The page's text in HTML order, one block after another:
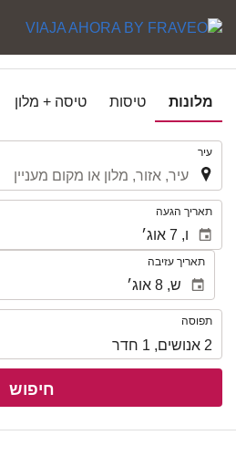
מלונות טיסות טיסה + מלון
עיר
תאריך הגעה
תאריך עזיבה
תפוסה
תפוסה
2 אנושים 1 חדר
חיפוש